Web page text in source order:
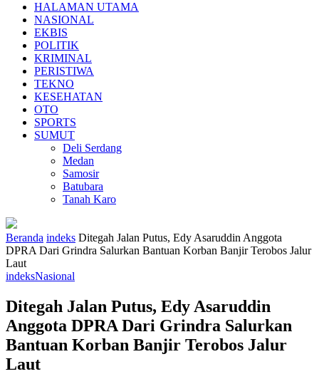
HALAMAN UTAMA
NASIONAL
EKBIS
POLITIK
KRIMINAL
PERISTIWA
TEKNO
KESEHATAN
OTO
SPORTS
SUMUT
Deli Serdang
Medan
Samosir
Batubara
Tanah Karo
Beranda indeks Ditegah Jalan Putus, Edy Asaruddin Anggota
DPRA Dari Grindra Salurkan Bantuan Korban Banjir Terobos Jalur
Laut
indeksNasional
Ditegah Jalan Putus, Edy Asaruddin
Anggota DPRA Dari Grindra Salurkan
Bantuan Korban Banjir Terobos Jalur
Laut